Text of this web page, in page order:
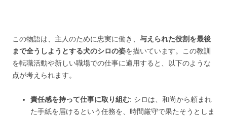
この物語は、主人のために忠実に働き、 与えられた役割を最後
まで全うしようとする犬のシロの姿を描いています。この教訓
を転職活動や新しい職場での仕事に適用すると、以下のような
点が考えられます。
責任感を持って仕事に取り組む: シロは、和尚から頼まれ
た手紙を届けるという任務を、時間厳守で果たそうとしま